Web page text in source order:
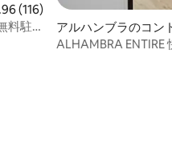
ュー116件、5つ星中4.96つ星
(116)
料駐
アルハンブラのコン
ム
ALHAMBRA ENTIRE